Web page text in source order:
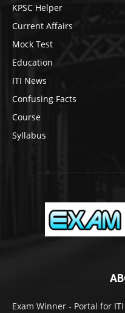
KPSC Helper
Current Affairs
Mock Test
Education
ITI News
Confusing Facts
Course
Syllabus
Exam Winner - Portal for